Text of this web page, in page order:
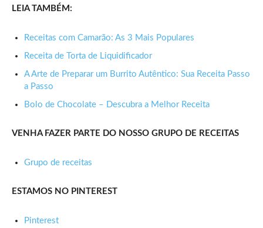
LEIA TAMBÉM:
Receitas com Camarão: As 3 Mais Populares
Receita de Torta de Liquidificador
A Arte de Preparar um Burrito Autêntico: Sua Receita Passo
a Passo
Bolo de Chocolate – Descubra a Melhor Receita
VENHA FAZER PARTE DO NOSSO GRUPO DE RECEITAS
Grupo de receitas
ESTAMOS NO PINTEREST
Pinterest